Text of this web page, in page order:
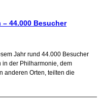
44.000 Besucher
Jahr rund 44.000 Besucher
in der Philharmonie, dem
anderen Orten, teilten die